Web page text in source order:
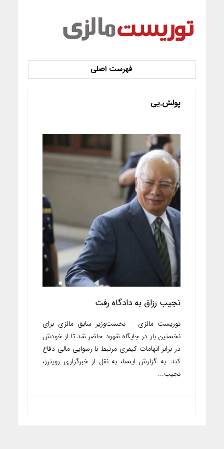
پولش.یی
نجیب رزاق به دادگاه رفت
توریست مالزی – نخست‌وزیر سابق مالزی برای
نخستین بار در جایگاه شهود حاضر شد تا از خودش
در برابر اتهامات کیفری مرتبط با رسوایی مالی دفاع
کند. به گزارش ایسنا، به نقل از خبرگزاری رویترز،
نجیب...